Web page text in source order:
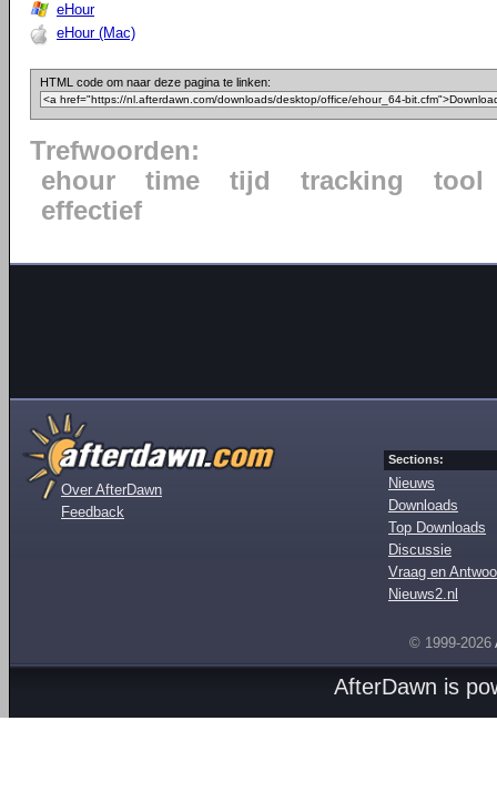
eHour
eHour (Mac)
HTML code om naar deze pagina te linken:
Trefwoorden:
ehour
time tijd tracking
tool
effectief
Over AfterDawn
Feedback
Sections:
Nieuws
Downloads
Top Downloads
Discussie
Vraag en
Nieuws2.nl
© 1999-2026
AfterDawn is